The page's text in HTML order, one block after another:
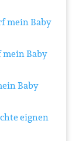
mein Baby
Baby
Baby
eignen